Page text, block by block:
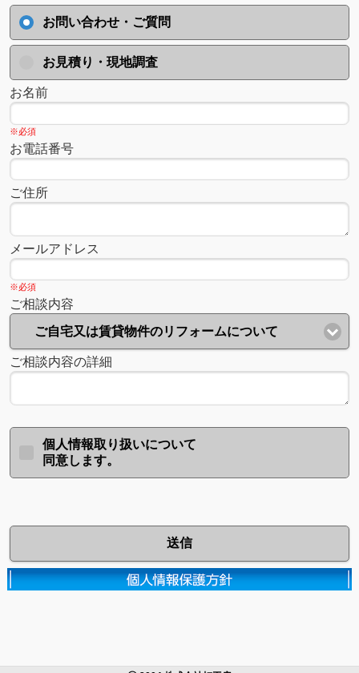
お問い合わせ・ご質問
お見積り・現地調査
お名前
※必須
お電話番号
ご住所
メールアドレス
※必須
ご相談内容
ご自宅又は賃貸物件のリフォームについて
ご相談内容の詳細
個人情報取り扱いについて
同意します。
送信